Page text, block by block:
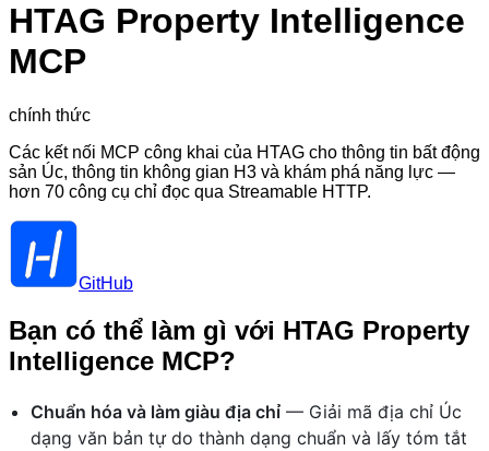
HTAG Property Intelligence
MCP
chính thức
Các kết nối MCP công khai của HTAG cho thông tin bất động
sản Úc, thông tin không gian H3 và khám phá năng lực —
hơn 70 công cụ chỉ đọc qua Streamable HTTP.
GitHub
Bạn có thể làm gì với HTAG Property
Intelligence MCP?
Chuẩn hóa và làm giàu địa chỉ — Giải mã địa chỉ Úc
dạng văn bản tự do thành dạng chuẩn và lấy tóm tắt